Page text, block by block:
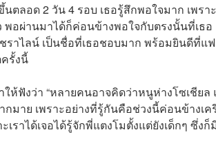
ตลอด 2 วัน 4 รอบ เธอรู้สึกพอใจมาก เพรา
พอผ่านมาได้ก็ค่อนข้างพอใจกับตรงนั้นที่เธอ
ชราไลน์ เป็นชื่อที่เธอชอบมาก พร้อมยินดีที่แ
รั้งนี้
ห้ฟังว่า “หลายคนอาจคิดว่าหนูห่างโซเชียล
กมาย เพราะอย่างที่รู้กันคือช่วงนี้ค่อนข้างเค
ราได้เจอได้รู้จักพี่แตงโมตั้งแต่ยังเด็กๆ ซึ่งก็